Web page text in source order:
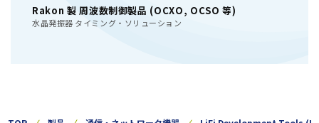
Rakon 製 周波数制御製品 (OCXO, OCSO 等)
水晶発振器 タイミング・ソリューション